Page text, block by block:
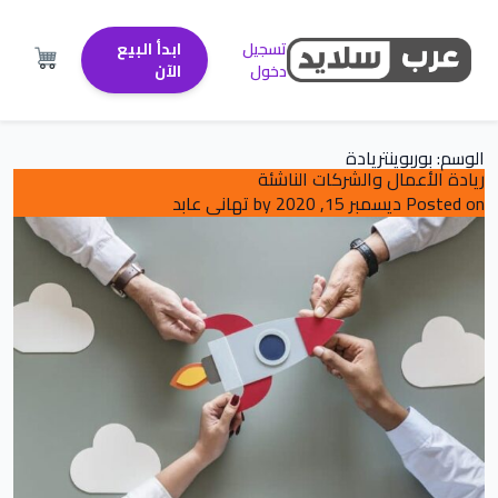
تسجيل
دخول
ابدأ البيع
الآن
الوسم:بوربوينتريادة
ريادة الأعمال والشركات الناشئة
Posted on ديسمبر 15, 2020 تهاني عابد